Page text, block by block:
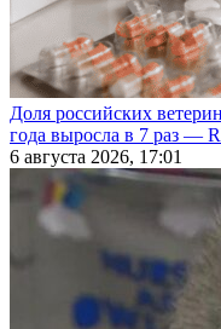
Доля российских
года выросла в 7 раз —
6 августа 2026, 17:01